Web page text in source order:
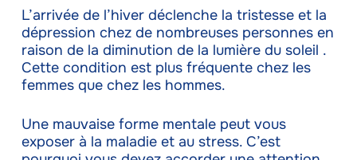
L’arrivée de l’hiver déclenche la tristesse et la
dépression chez de nombreuses personnes en
raison de la diminution de la lumière du soleil .
Cette condition est plus fréquente chez les
femmes que chez les hommes.
Une mauvaise forme mentale peut vous
exposer à la maladie et au stress. C’est